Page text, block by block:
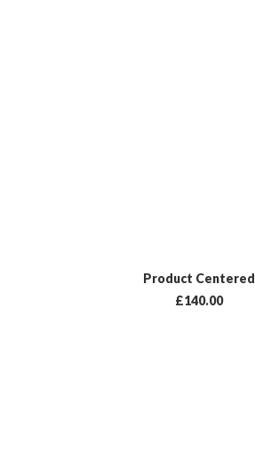
LISÄÄ OSTOSKORIIN
Product Centered
£140.00